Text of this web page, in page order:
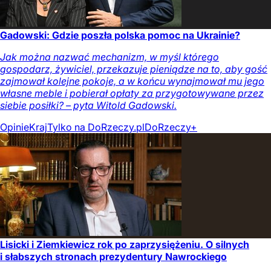
Gadowski: Gdzie poszła polska pomoc na Ukrainie?
Jak można nazwać mechanizm, w myśl którego
gospodarz, żywiciel, przekazuje pieniądze na to, aby gość
zajmował kolejne pokoje, a w końcu wynajmował mu jego
własne meble i pobierał opłaty za przygotowywane przez
siebie posiłki? – pyta Witold Gadowski.
OpinieKrajTylko na DoRzeczy.plDoRzeczy+
Lisicki i Ziemkiewicz rok po zaprzysiężeniu. O silnych
i słabszych stronach prezydentury Nawrockiego